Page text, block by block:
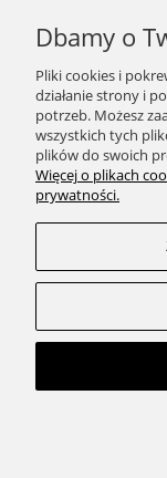
Podaj swój
informacje o
Zapisz się
SKLEP
ZAKUPY
Dbamy o
Pliki cookies i
działanie strony i
potrzeb. Możesz
wszystkich tych
plików do swoich
Więcej o plikach
prywatności.